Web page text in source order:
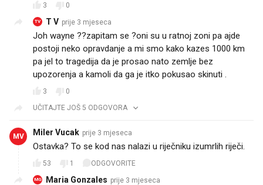
3 0
TV T V prije 3 mjeseca
Joh wayne ??zapitam se ?oni su u ratnoj zoni pa ajde
postoji neko opravdanje a mi smo kako kazes 1000 km
pa jel to tragedija da je prosao nato zemlje bez
upozorenja a kamoli da ga je itko pokusao skinuti .
3
0
UČITAJTE JOŠ 5 ODGOVORA
MV Miler Vucak prije 3 mjeseca
Ostavka? To se kod nas nalazi u riječniku izumrlih riječi.
53 1 ODGOVORITE
MG Maria Gonzales prije 3 mjeseca